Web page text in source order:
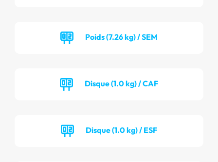
Poids (7.26 kg) / SEM
Disque (1.0 kg) / CAF
Disque (1.0 kg) / ESF